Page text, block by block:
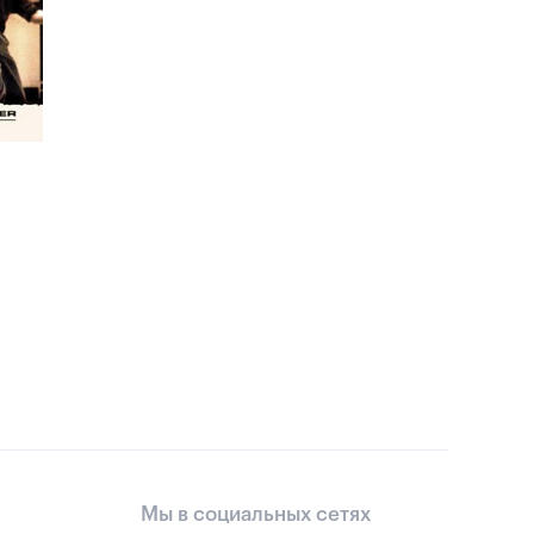
Мы в социальных сетях